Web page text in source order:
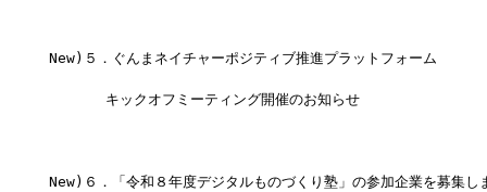
New)５．ぐんまネイチャーポジティブ推進プラットフォーム
キックオフミーティング開催のお知らせ
New)６．「令和８年度デジタルものづくり塾」の参加企業を募集し